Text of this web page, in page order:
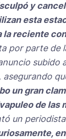
y
esta
la reciente
por parte de
subido
asegurando
un gran
de las
un periodista